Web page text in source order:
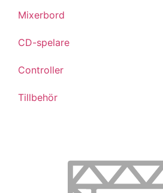
Mixerbord
CD-spelare
Controller
Tillbehör